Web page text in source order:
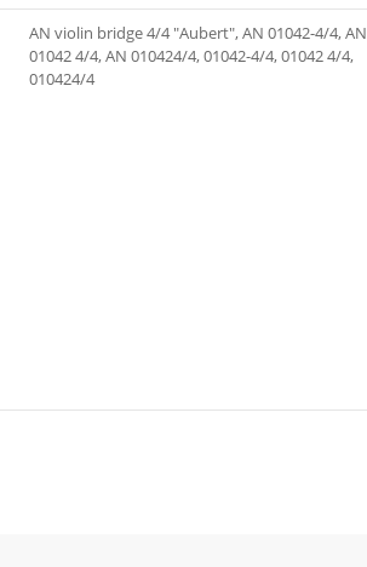
AN violin bridge 4/4 ″Aubert″, AN 01042-4/4, AN
01042 4/4, AN 010424/4, 01042-4/4, 01042 4/4,
010424/4